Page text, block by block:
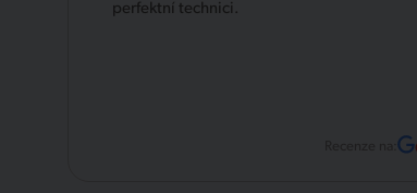
perfektní technici.